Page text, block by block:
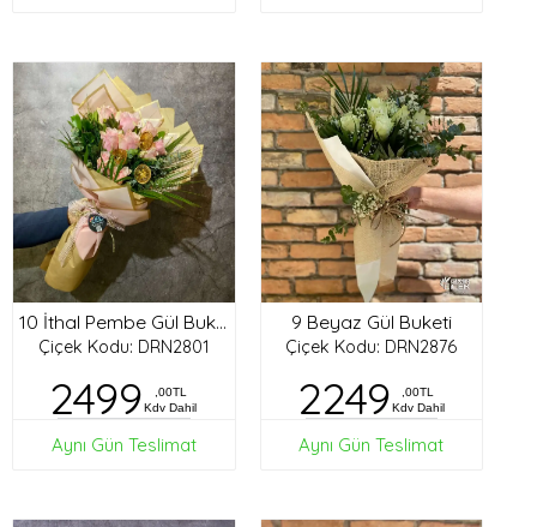
10 İthal Pembe Gül Buketi
Çiçek Kodu: DRN2801
2499
,00TL
Kdv Dahil
Aynı Gün Teslimat
9 Beyaz Gül Buketi
Çiçek Kodu: DRN2876
2249
,00TL
Kdv Dahil
Aynı Gün Teslimat